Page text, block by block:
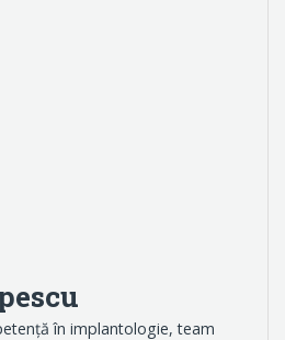
în implantologie, team